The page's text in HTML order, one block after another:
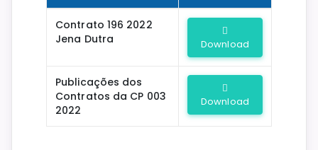
Contrato 196 2022
Jena Dutra
Download
Publicações dos
Contratos da CP 003
2022
Download